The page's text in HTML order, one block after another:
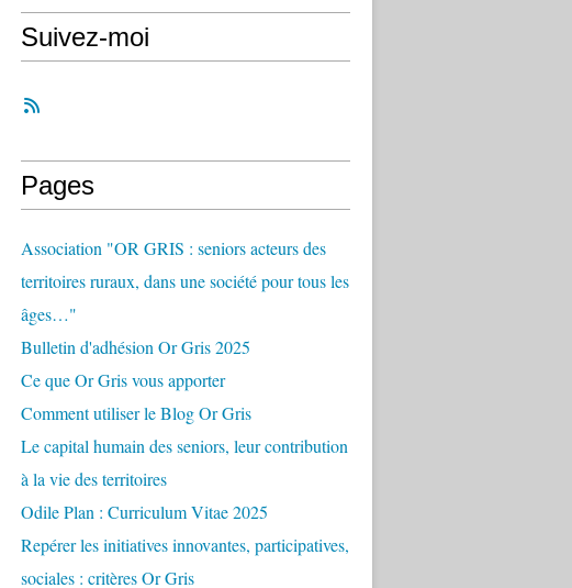
Suivez-moi
Pages
Association "OR GRIS : seniors acteurs des
territoires ruraux, dans une société pour tous les
âges…"
Bulletin d'adhésion Or Gris 2025
Ce que Or Gris vous apporter
Comment utiliser le Blog Or Gris
Le capital humain des seniors, leur contribution
à la vie des territoires
Odile Plan : Curriculum Vitae 2025
Repérer les initiatives innovantes, participatives,
sociales : critères Or Gris